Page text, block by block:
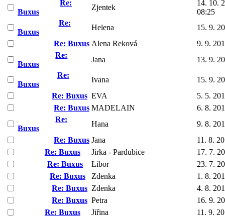
Re:
Buxus
Zjentek
14. 10.
08:25
Re:
Buxus
Helena
15. 9.
Re: Buxus Alena Reková
9. 9.
Re:
Buxus
Jana
13. 9.
Re:
Buxus
Ivana
15. 9.
Re: Buxus EVA
5. 5.
Re: Buxus MADELAIN
6. 8.
Re:
Buxus
Hana
9. 8.
Re: Buxus Jana
11. 8.
Re: Buxus
Jirka - Pardubice
17. 7.
Re: Buxus
Libor
23. 7.
Re: Buxus
Zdenka
1. 8.
Re: Buxus Zdenka
4. 8.
Re: Buxus Petra
16. 9.
Re: Buxus
Jiřina
11. 9.